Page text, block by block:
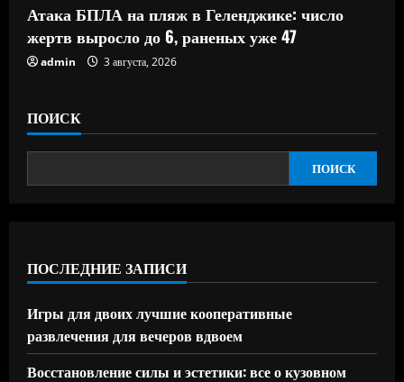
Атака БПЛА на пляж в Геленджике: число
жертв выросло до 6, раненых уже 47
admin 3 августа, 2026
ПОИСК
ПОИСК
ПОСЛЕДНИЕ ЗАПИСИ
Игры для двоих лучшие кооперативные
развлечения для вечеров вдвоем
Восстановление силы и эстетики: все о кузовном